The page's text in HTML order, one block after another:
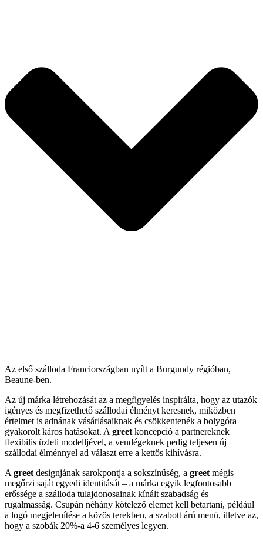
Az első szálloda Franciországban nyílt a Burgundy régióban,
Beaune-ben.
Az új márka létrehozását az a megfigyelés inspirálta, hogy az utazók
igényes és megfizethető szállodai élményt keresnek, miközben
értelmet is adnának vásárlásaiknak és csökkentenék a bolygóra
gyakorolt káros hatásokat. Agreetkoncepció a partnereknek
flexibilis üzleti modelljével, a vendégeknek pedig teljesen új
szállodai élménnyel ad választ erre a kettős kihívásra.
Agreetdesignjának sarokpontja a sokszínűség, a greetmégis
megőrzi saját egyedi identitását – a márka egyik legfontosabb
erőssége a szálloda tulajdonosainak kínált szabadság és
rugalmasság. Csupán néhány kötelező elemet kell betartani, például
a logó megjelenítése a közös terekben, a szabott árú menü, illetve az,
hogy a szobák 20%-a 4-6 személyes legyen.